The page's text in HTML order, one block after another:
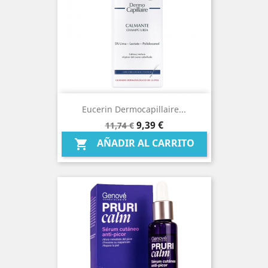
Eucerin Dermocapillaire...
Precio
base
11,74 € Precio
9,39 €
 AÑADIR AL CARRITO